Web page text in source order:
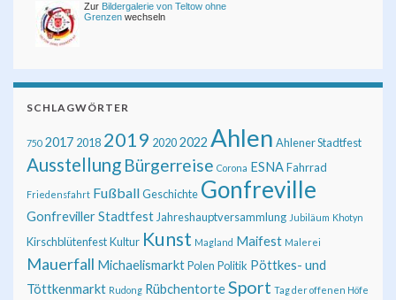
Zur Bildergalerie von Teltow ohne
Grenzen wechseln
SCHLAGWÖRTER
750 2017 2018 2019 20202022 Ahlen Ahlener Stadtfest
Ausstellung Bürgerreise Corona ESNAFahrrad
Friedensfahrt FußballGeschichte Gonfreville
Gonfreviller Stadtfest Jahreshauptversammlung Jubiläum Khotyn
KirschblütenfestKultur Kunst Magland Maifest Malerei
Mauerfall MichaelismarktPolen Politik Pöttkes- und
Töttkenmarkt Rudong RübchentorteSport Tag der offenen Höfe